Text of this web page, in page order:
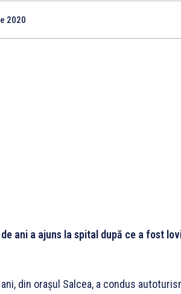
2020
ani a ajuns la spital după ce a fost
din orașul Salcea, a condus